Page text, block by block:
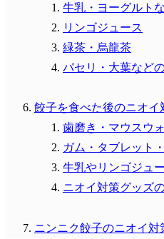
牛乳・ヨーグルト
リンゴジュース
緑茶・烏龍茶
パセリ・大葉など
餃子を食べた後のニオイ
歯磨き・マウスウ
ガム・タブレット
牛乳やリンゴジュ
ニオイ対策グッズ
ニンニク餃子のニオイ対